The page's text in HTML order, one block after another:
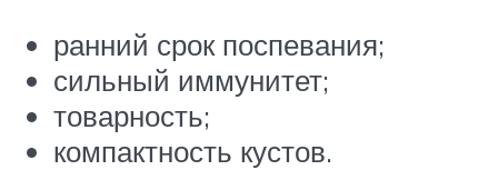
ранний срок поспевания;
сильный иммунитет;
товарность;
компактность кустов.